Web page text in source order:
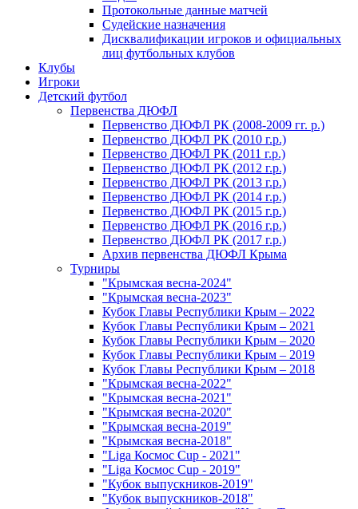
Протокольные данные матчей
Судейские назначения
Дисквалификации игроков и официальных
лиц футбольных клубов
Клубы
Игроки
Детский футбол
Первенства ДЮФЛ
Первенство ДЮФЛ РК (2008-2009 гг. р.)
Первенство ДЮФЛ РК (2010 г.р.)
Первенство ДЮФЛ РК (2011 г.р.)
Первенство ДЮФЛ РК (2012 г.р.)
Первенство ДЮФЛ РК (2013 г.р.)
Первенство ДЮФЛ РК (2014 г.р.)
Первенство ДЮФЛ РК (2015 г.р.)
Первенство ДЮФЛ РК (2016 г.р.)
Первенство ДЮФЛ РК (2017 г.р.)
Архив первенства ДЮФЛ Крыма
Турниры
"Крымская весна-2024"
"Крымская весна-2023"
Кубок Главы Республики Крым – 2022
Кубок Главы Республики Крым – 2021
Кубок Главы Республики Крым – 2020
Кубок Главы Республики Крым – 2019
Кубок Главы Республики Крым – 2018
"Крымская весна-2022"
"Крымская весна-2021"
"Крымская весна-2020"
"Крымская весна-2019"
"Крымская весна-2018"
"Liga Космос Cup - 2021"
"Liga Космос Cup - 2019"
"Кубок выпускников-2019"
"Кубок выпускников-2018"